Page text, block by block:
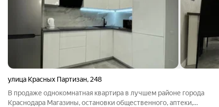
улица Красных Партизан, 248
В продаже однокомнатная квартира в лучшем районе города
Краснодара Магазины, остановки общественного, аптеки,